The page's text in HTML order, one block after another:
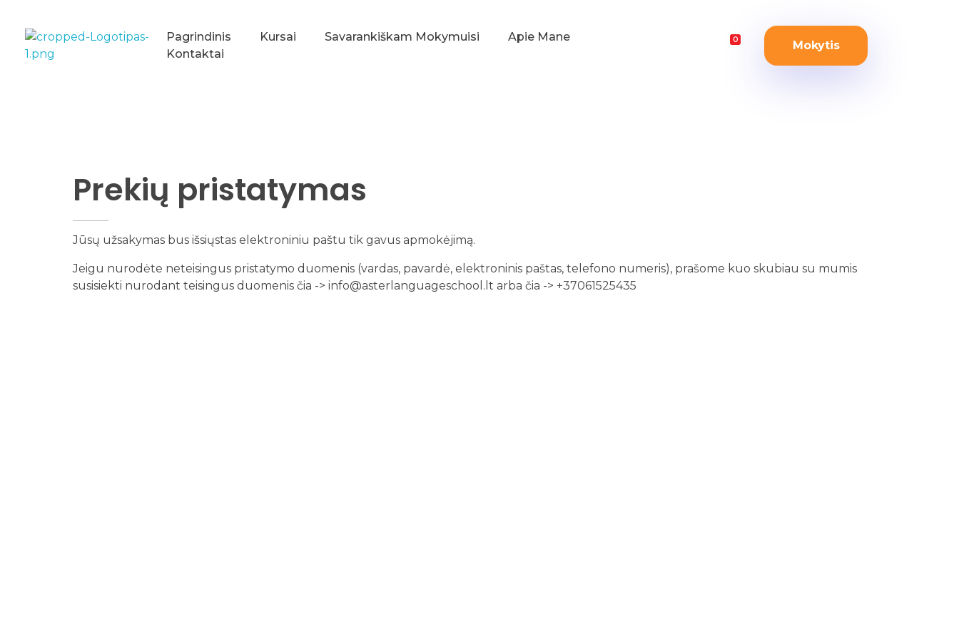
Pagrindinis Kursai Savarankiškam Mokymuisi
Apie Mane
Kontaktai
0 Mokytis
Prekių pristatymas
Jūsų užsakymas bus išsiųstas elektroniniu paštu tik gavus apmokėjimą.
Jeigu nurodėte neteisingus pristatymo duomenis (vardas, pavardė, elektroninis paštas, telefono numeris), prašome kuo skubiau su mumis
susisiekti nurodant teisingus duomenis čia -> info@asterlanguageschool.lt arba čia -> +37061525435